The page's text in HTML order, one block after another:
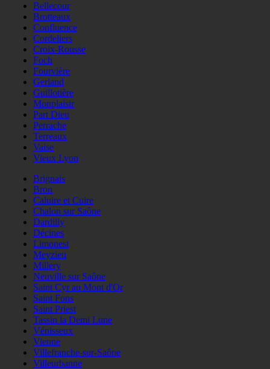
Bellecour
Brotteaux
Confluence
Cordeliers
Croix-Rousse
Foch
Fourvière
Gerland
Guillotière
Monplaisir
Part Dieu
Perrache
Terreaux
Vaise
Vieux Lyon
Brignais
Bron
Caluire et Cuire
Chalon sur Saône
Dardilly
Décines
Limonest
Meyzieu
Millery
Neuville sur Saône
Saint Cyr au Mont d'Or
Saint Fons
Saint Priest
Tassin la Demi Lune
Vénisseux
Vienne
Villefranche-sur-Saône
Villeurbanne